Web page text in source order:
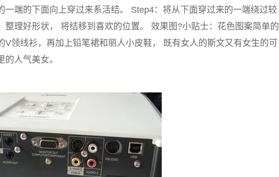
一端的下面向上穿过来系活结。 Step4：将从下面穿过来的一端绕过较
整理好形状， 将结移到喜欢的位置。 效果图?小贴士：花色图案简单的
V领线衫，再加上铅笔裙和丽人小皮鞋， 既有女人的斯文又有女生的可
人气美女。